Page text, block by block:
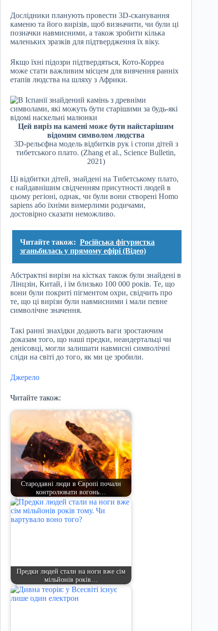
Дослідники планують провести 3D-сканування
каменю та його вирізів, щоб визначити, чи були ці
позначки навмисними, а також зробити кілька
маленьких зразків для підтвердження їх віку.
Якщо їхні підозри підтвердяться, Кото-Корреа
може стати важливим місцем для вивчення ранніх
етапів людства на шляху з Африки.
Цей виріз на камені може бути найстарішим
відомим символом людства
3D-рельєфна модель відбитків рук і стопи дітей з
тибетського плато. (Zhang et al., Science Bulletin,
2021)
Ці відбитки дітей, знайдені на Тибетському плато,
є найдавнішим свідченням присутності людей в
цьому регіоні, однак, чи були вони створені Homo
sapiens або їхніми вимерлими родичами,
достовірно сказати неможливо.
Читайте також: Російська фігуристка
зганьбилась у прямому ефірі (Відео)
Абстрактні вирізи на кістках також були знайдені в
Лінцзін, Китай, і їм близько 100 000 років. Те, що
вони були покриті пігментом охри, свідчить про
те, що ці вирізи були навмисними і мали певне
символічне значення.
Такі ранні знахідки додають ваги зростаючим
доказам того, що наші предки, неандертальці чи
денісовці, могли залишати навмисні символічні
сліди на світі до того, як ми це зробили.
Джерело
Читайте також:
Стародавні люди в Європі почали
контролювати вогонь…
Предки людей стали на ноги вже сім
мільйонів років…